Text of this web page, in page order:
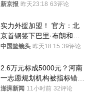
想到山里旅行
新京报 昨天23:18 63评论
实力外援加盟！ 官方：北
京首钢签下巴里·布朗和桑
普森
中国篮镜头 昨天18:15 39评论
2.6万元标成5000元？河南
一志愿规划机构被指标错学
费致考生复读
澎湃新闻 11小时前 32评论